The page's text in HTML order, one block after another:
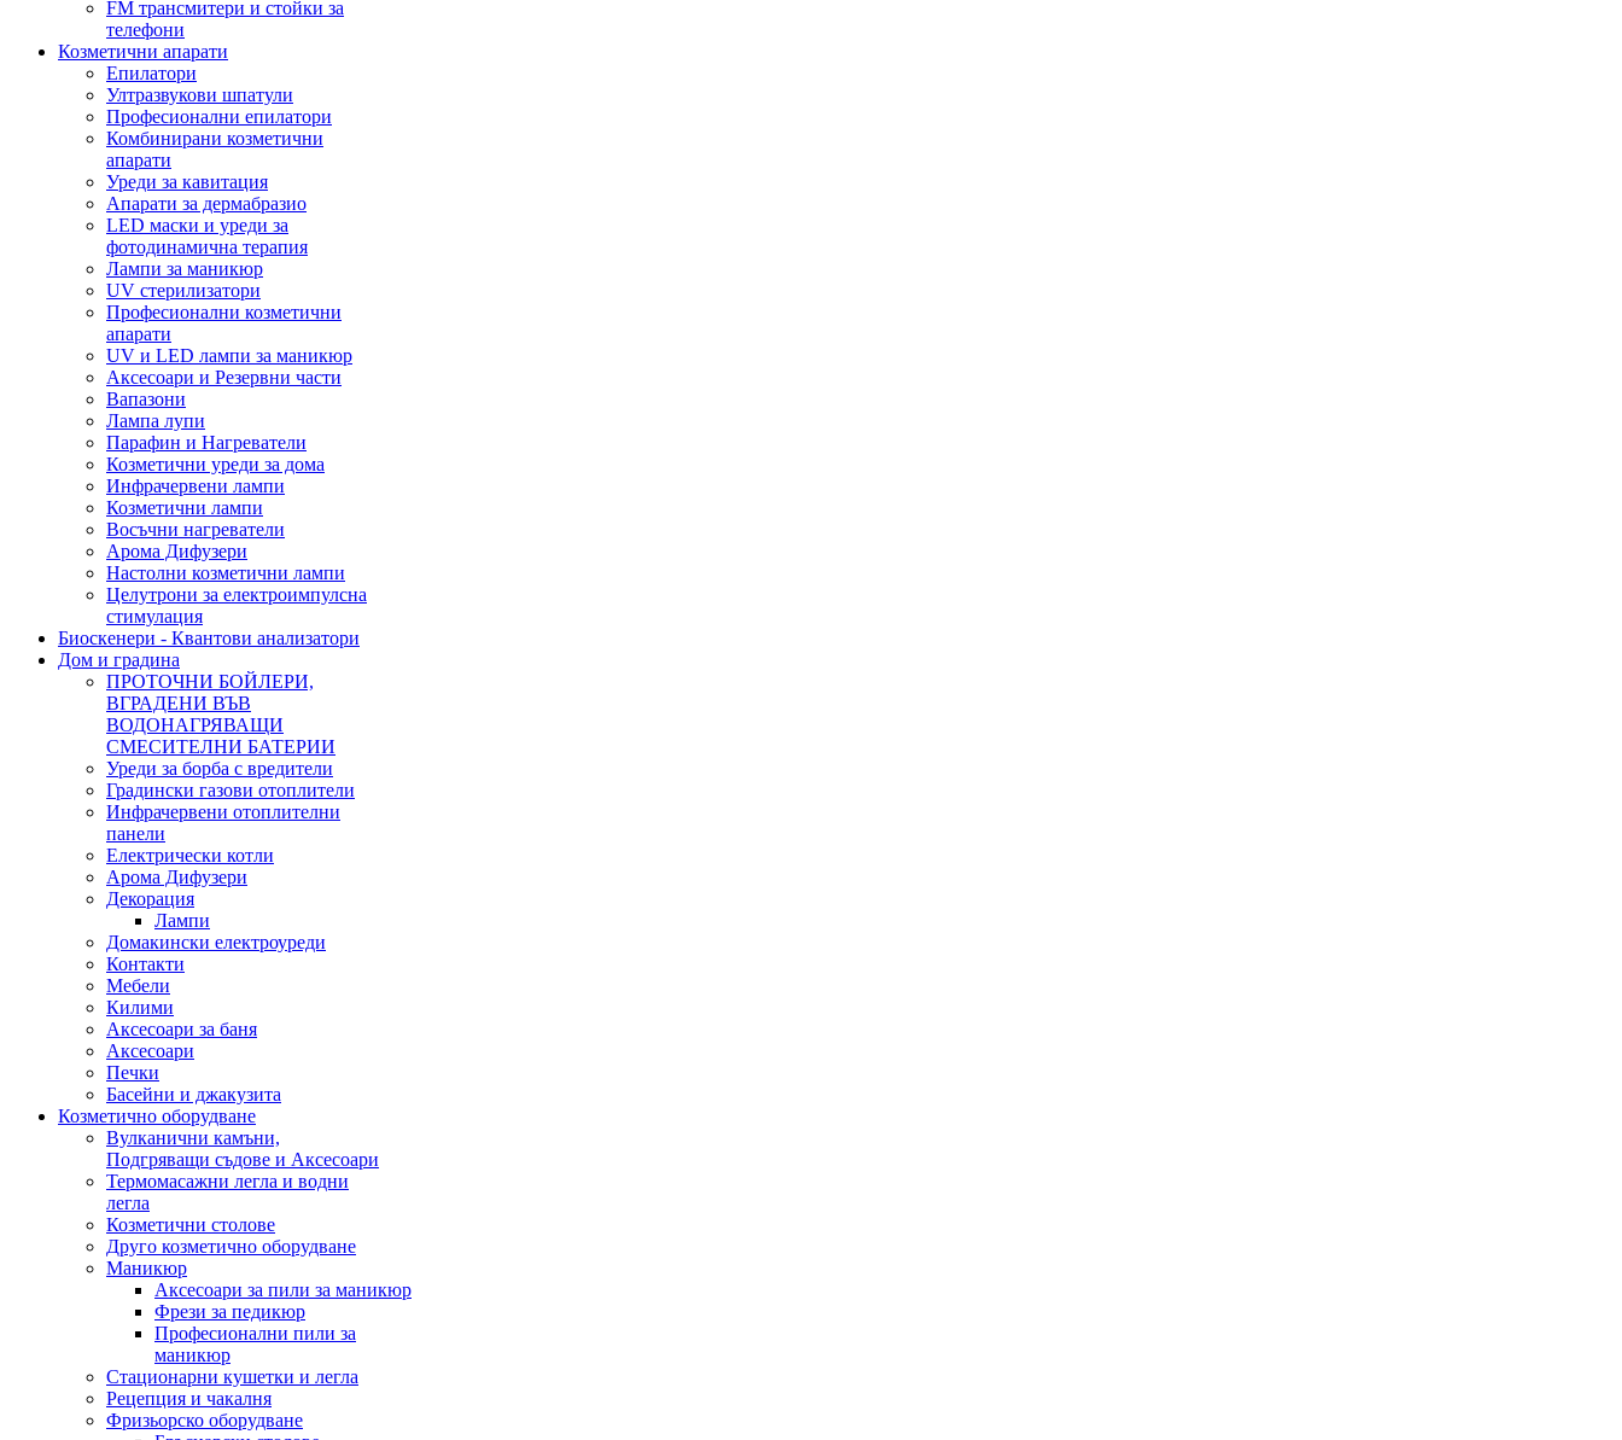
FM трансмитери и стойки за
телефони
Козметични апарати
Епилатори
Ултразвукови шпатули
Професионални епилатори
Комбинирани козметични
апарати
Уреди за кавитация
Апарати за дермабразио
LED маски и уреди за
фотодинамична терапия
Лампи за маникюр
UV стерилизатори
Професионални козметични
апарати
UV и LED лампи за маникюр
Аксесоари и Резервни части
Вапазони
Лампа лупи
Парафин и Нагреватели
Козметични уреди за дома
Инфрачервени лампи
Козметични лампи
Восъчни нагреватели
Арома Дифузери
Настолни козметични лампи
Целутрони за електроимпулсна
стимулация
Биоскенери - Квантови анализатори
Дом и градина
ПРОТОЧНИ БОЙЛЕРИ,
ВГРАДЕНИ ВЪВ
ВОДОНАГРЯВАЩИ
СМЕСИТЕЛНИ БАТЕРИИ
Уреди за борба с вредители
Градински газови отоплители
Инфрачервени отоплителни
панели
Електрически котли
Арома Дифузери
Декорация
Лампи
Домакински електроуреди
Контакти
Мебели
Килими
Аксесоари за баня
Аксесоари
Печки
Басейни и джакузита
Козметично оборудване
Вулканични камъни,
Подгряващи съдове и Аксесоари
Термомасажни легла и водни
легла
Козметични столове
Друго козметично оборудване
Маникюр
Аксесоари за пили за маникюр
Фрези за педикюр
Професионални пили за
маникюр
Стационарни кушетки и легла
Рецепция и чакалня
Фризьорско оборудване